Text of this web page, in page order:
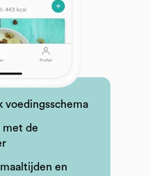
voedingsschema
met de
en